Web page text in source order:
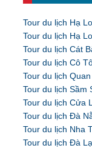
Tour du lịch Hạ
Tour du lịch Hạ
Tour du lịch Cát
Tour du lịch Cô
Tour du lịch
Tour du lịch Sầm
Tour du lịch Cửa
Tour du lịch Đà
Tour du lịch Nha
Tour du lịch Đà